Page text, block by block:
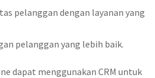
pelanggan dengan layanan yang
pelanggan yang lebih baik.
dapat menggunakan CRM untuk